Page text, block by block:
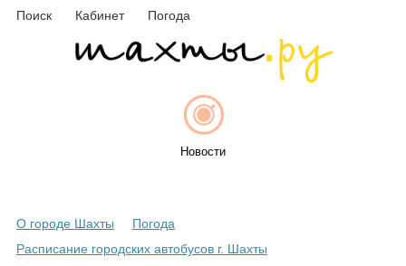
Поиск Кабинет Погода
Новости
О городе Шахты
Погода
Расписание городских автобусов г. Шахты